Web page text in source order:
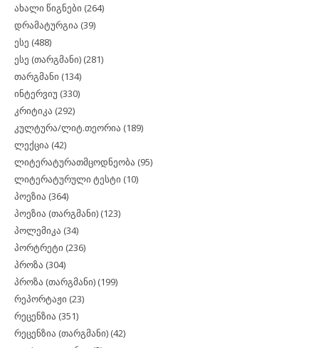
ახალი წიგნები (264)
დრამატურგია (39)
ესე (488)
ესე (თარგმანი) (281)
თარგმანი (134)
ინტერვიუ (330)
კრიტიკა (292)
კულტურა/ლიტ.თეორია (189)
ლექცია (42)
ლიტერატურათმცოდნეობა (95)
ლიტერატურული ტესტი (10)
პოეზია (364)
პოეზია (თარგმანი) (123)
პოლემიკა (34)
პორტრეტი (236)
პროზა (304)
პროზა (თარგმანი) (199)
რეპორტაჟი (23)
რეცენზია (351)
რეცენზია (თარგმანი) (42)